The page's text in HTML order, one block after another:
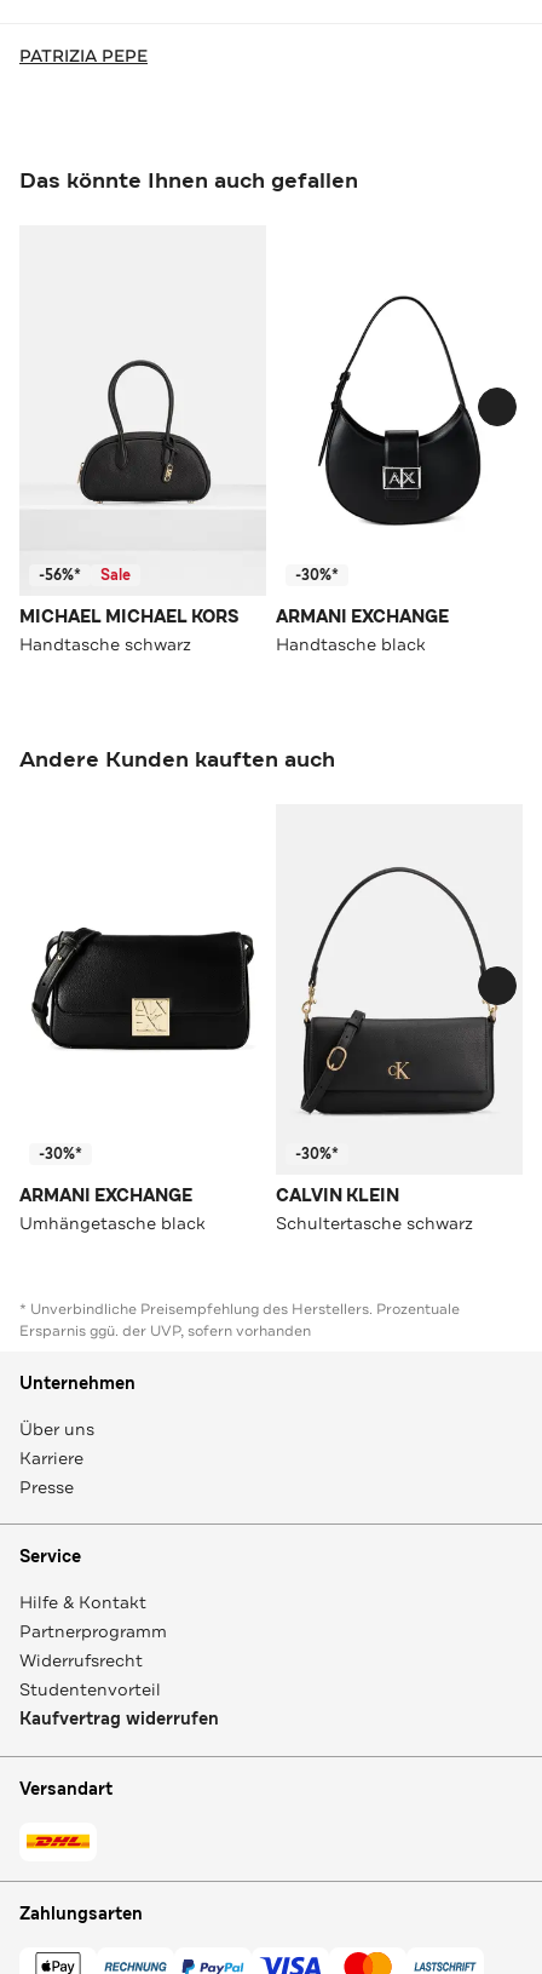
PATRIZIA PEPE
Das könnte Ihnen auch gefallen
-56%* Sale
MICHAEL MICHAEL KORS
Handtasche schwarz
-30%*
ARMANI EXCHANGE
Handtasche black
Andere Kunden kauften auch
-30%*
ARMANI EXCHANGE
Umhängetasche black
-30%*
CALVIN KLEIN
Schultertasche schwarz
* Unverbindliche Preisempfehlung des Herstellers. Prozentuale
Ersparnis ggü. der UVP, sofern vorhanden
Unternehmen
Über uns
Karriere
Presse
Service
Hilfe & Kontakt
Partnerprogramm
Widerrufsrecht
Studentenvorteil
Kaufvertrag widerrufen
Versandart
Zahlungsarten